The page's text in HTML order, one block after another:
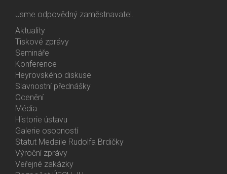
Jsme odpovědný zaměstnavatel.
Bottom
Menu
Activities
Aktuality
Tiskové zprávy
Semináře
Konference
Heyrovského diskuse
Slavnostní přednášky
Ocenění
Média
Historie ústavu
Galerie osobností
Statut Medaile Rudolfa Brdičky
Bottom
Výroční zprávy
Veřejné zakázky